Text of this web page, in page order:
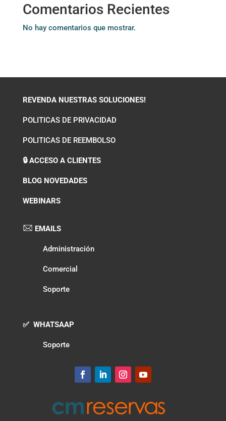
Comentarios Recientes
No hay comentarios que mostrar.
REVENDA NUESTRAS SOLUCIONES!
POLITICAS DE PRIVACIDAD
POLITICAS DE REEMBOLSO
🔒 ACCESO A CLIENTES
BLOG NOVEDADES
WEBINARS
EMAILS
Administración
Comercial
Soporte
✅ WHATSAAP
Soporte